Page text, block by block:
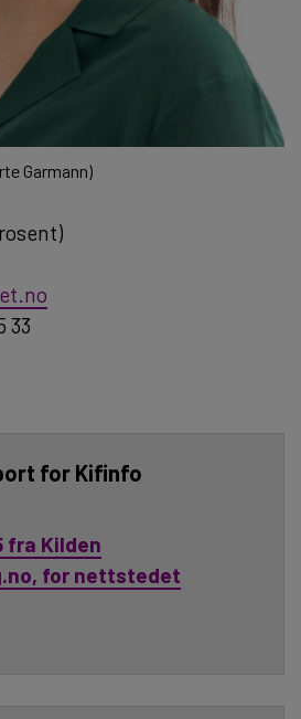
Garmann)
33
for Kifinfo
fra Kilden
for nettstedet